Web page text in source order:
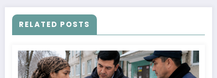
RELATED POSTS